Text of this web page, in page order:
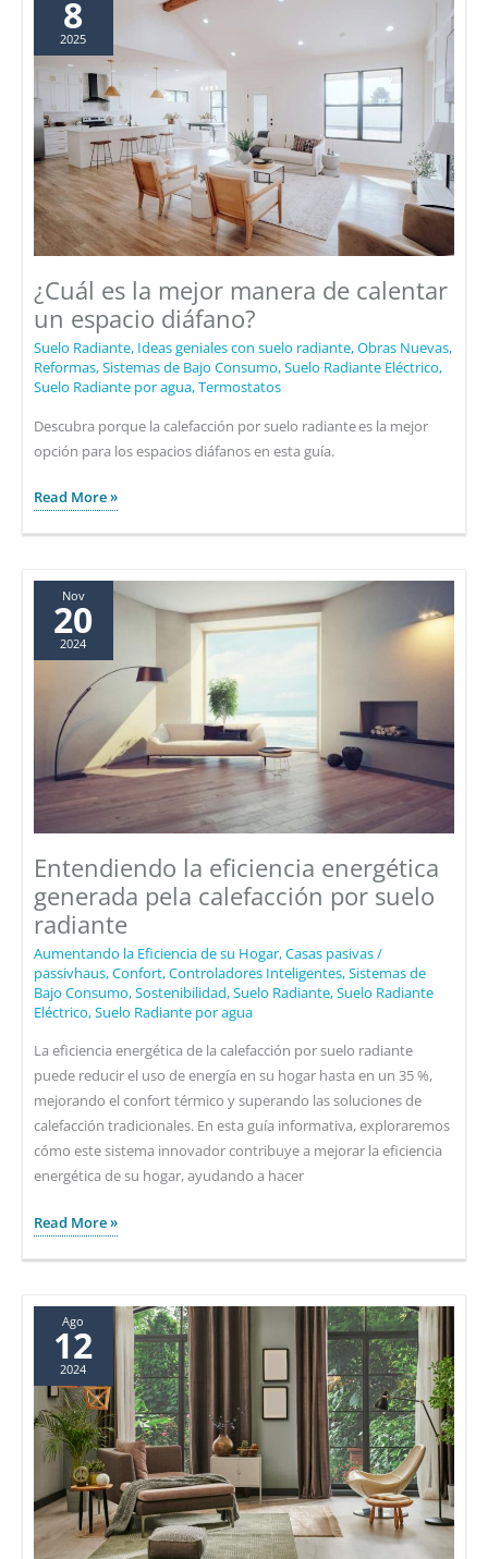
Perfil:
Sistema
12
8
2025
¿Cuál es la mejor manera de calentar
un espacio diáfano?
Suelo Radiante, Ideas geniales con suelo radiante,Obras Nuevas,
Reformas,Sistemas de Bajo Consumo,Suelo Radiante Eléctrico,
Suelo Radiante por agua,Termostatos
Descubra porque la calefacción por suelo radiante es la mejor
opción para los espacios diáfanos en esta guía.
¿Cuál
manera
calentar
espacio
diáfano?
Read More »
Nov
20
2024
Entendiendo la eficiencia energética
generada pela calefacción por suelo
radiante
Aumentando la Eficiencia de su Hogar,Casas pasivas /
passivhaus,Confort,Controladores Inteligentes,Sistemas de
Bajo Consumo,Sostenibilidad,Suelo Radiante,Suelo Radiante
Eléctrico,Suelo Radiante por agua
La eficiencia energética de la calefacción por suelo radiante
puede reducir el uso de energía en su hogar hasta en un 35 %,
mejorando el confort térmico y superando las soluciones de
calefacción tradicionales. En esta guía informativa, exploraremos
cómo este sistema innovador contribuye a mejorar la eficiencia
energética de su hogar, ayudando a hacer
Entendiendo
generada
pela
calefacción
por
suelo
radiante
Read More »
Ago
12
2024